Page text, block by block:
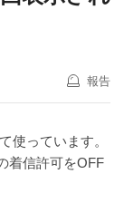
報告
使っています。
着信許可をOFF